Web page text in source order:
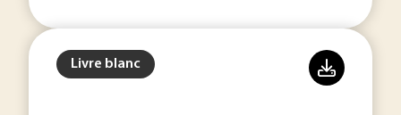
Livre blanc